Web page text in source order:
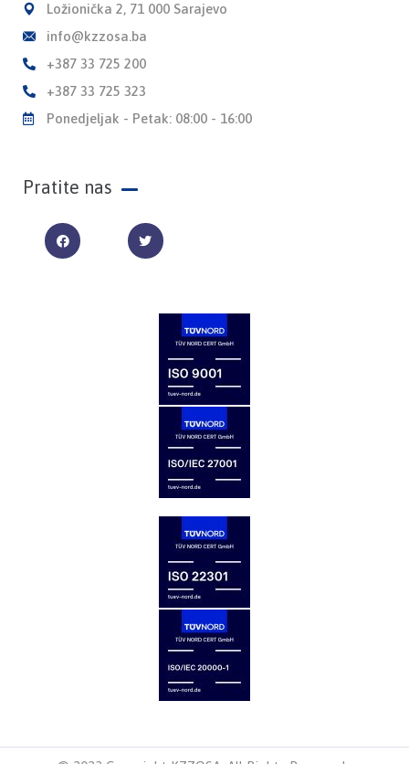
Ložionička 2, 71 000 Sarajevo
info@kzzosa.ba
+387 33 725 200
+387 33 725 323
Ponedjeljak - Petak: 08:00 - 16:00
Pratite nas